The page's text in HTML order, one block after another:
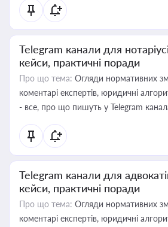
Telegram канали для
кейси, практичні поради
Про що тема: Огляди нормативних
коментарі експертів, юридичні
- все, про що пишуть у Telegram
Telegram канали для
кейси, практичні поради
Про що тема: Огляди нормативних
коментарі експертів, юридичні